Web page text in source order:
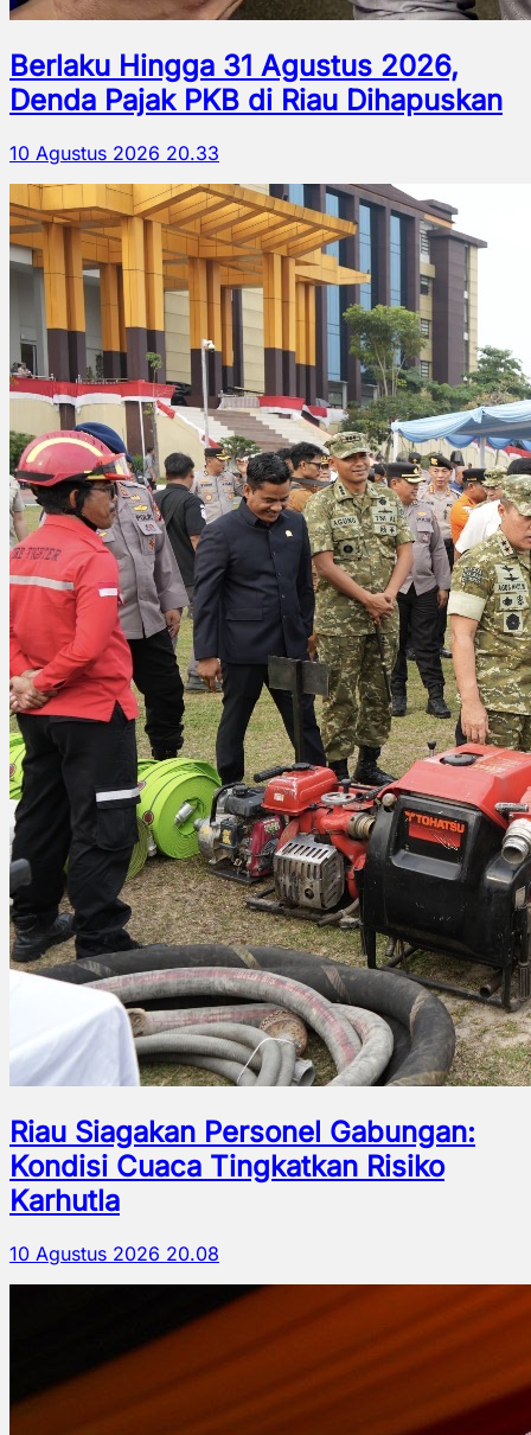
Berlaku Hingga 31 Agustus 2026,
Denda Pajak PKB di Riau Dihapuskan
10 Agustus 2026 20.33
Riau Siagakan Personel Gabungan:
Kondisi Cuaca Tingkatkan Risiko
Karhutla
10 Agustus 2026 20.08